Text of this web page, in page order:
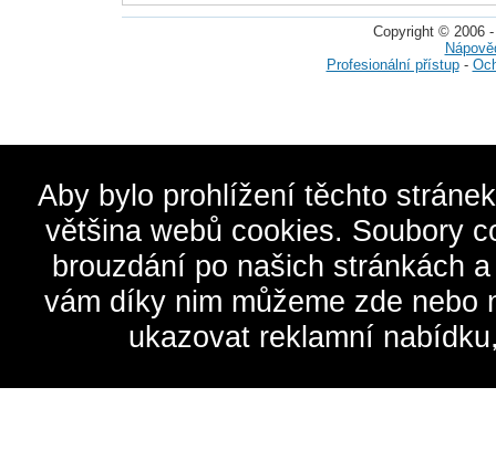
Copyright © 2006
Profesionální přístup-
Aby bylo prohlížení těchto
většina webů cookies. Soubory
brouzdání po našich stránkách
vám díky nim můžeme zde
ukazovat reklamní